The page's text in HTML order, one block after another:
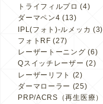
トライフィルプロ (4)
ダーマペン4 (13)
IPL(フォト)-ルメッカ (3)
フォトRF (27)
レーザートーニング (6)
Qスイッチレーザー (2)
レーザーリフト (2)
ダーマローラー (25)
PRP/ACRS（再生医療）